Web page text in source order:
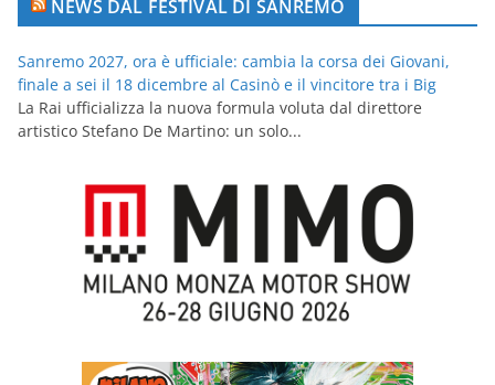
NEWS DAL FESTIVAL DI SANREMO
Sanremo 2027, ora è ufficiale: cambia la corsa dei Giovani,
finale a sei il 18 dicembre al Casinò e il vincitore tra i Big
La Rai ufficializza la nuova formula voluta dal direttore
artistico Stefano De Martino: un solo...